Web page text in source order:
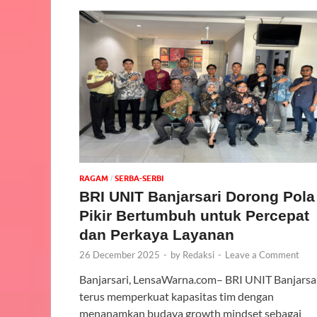
‎RAGAM / SERBA-SERBI
BRI UNIT Banjarsari Dorong Pola
Pikir Bertumbuh untuk Percepat
dan Perkaya Layanan
26 December 2025 - by Redaksi - Leave a Comment
Banjarsari, LensaWarna.com– BRI UNIT
terus memperkuat kapasitas tim dengan
menanamkan budaya growth mindset sebagai